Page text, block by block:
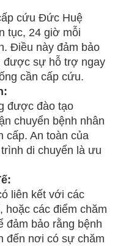
cứu Đức Huệ
tục, 24 giờ mỗi
Điều này đảm bảo
được sự hỗ trợ ngay
cần cấp cứu.
được đào tạo
chuyển bệnh nhân
cấp. An toàn của
di chuyển là ưu
liên kết với các
hoặc các điểm chăm
đảm bảo rằng bệnh
đến nơi có sự chăm